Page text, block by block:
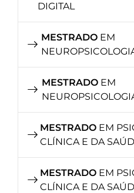
DIGITAL
MESTRADOEM
MESTRADOEM
MESTRADO EM
CLÍNICA E DA
MESTRADO EM
CLÍNICA E DA